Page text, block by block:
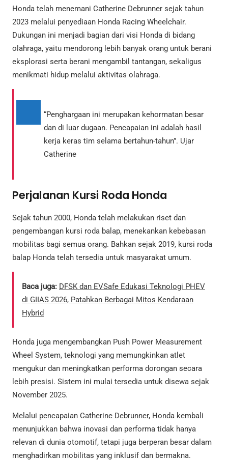
Honda telah menemani Catherine Debrunner sejak tahun
2023 melalui penyediaan Honda Racing Wheelchair.
Dukungan ini menjadi bagian dari visi Honda di bidang
olahraga, yaitu mendorong lebih banyak orang untuk berani
eksplorasi serta berani mengambil tantangan, sekaligus
menikmati hidup melalui aktivitas olahraga.
“Penghargaan ini merupakan kehormatan besar
dan di luar dugaan. Pencapaian ini adalah hasil
kerja keras tim selama bertahun-tahun”. Ujar
Catherine
Perjalanan Kursi Roda Honda
Sejak tahun 2000, Honda telah melakukan riset dan
pengembangan kursi roda balap, menekankan kebebasan
mobilitas bagi semua orang. Bahkan sejak 2019, kursi roda
balap Honda telah tersedia untuk masyarakat umum.
Baca juga: DFSK dan EVSafe Edukasi Teknologi PHEV
di GIIAS 2026, Patahkan Berbagai Mitos Kendaraan
Hybrid
Honda juga mengembangkan Push Power Measurement
Wheel System, teknologi yang memungkinkan atlet
mengukur dan meningkatkan performa dorongan secara
lebih presisi. Sistem ini mulai tersedia untuk disewa sejak
November 2025.
Melalui pencapaian Catherine Debrunner, Honda kembali
menunjukkan bahwa inovasi dan performa tidak hanya
relevan di dunia otomotif, tetapi juga berperan besar dalam
menghadirkan mobilitas yang inklusif dan bermakna.